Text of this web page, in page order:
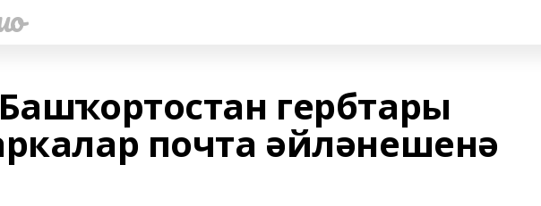
гербтары
почта әйләнешенә